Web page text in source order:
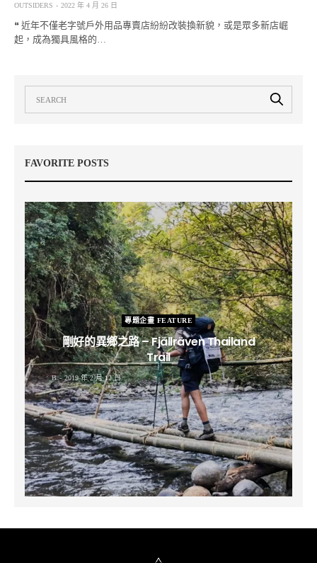
OUTSIDERS 2022 年 4 月 26 日
❝ 近年不僅老字號戶外用品專賣店紛紛改裝換新貌，或是眾多新店崛
起，成為獨具風格的…
FAVORITE POSTS
專題企畫 FEATURE
剛好的異鄉之路 – Fjällräven Thailand
Trail
B 2019 年 2 月 12 日